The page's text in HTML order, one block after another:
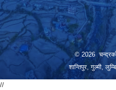
© 2026
शान्तिपुर, गुल्मी,
//